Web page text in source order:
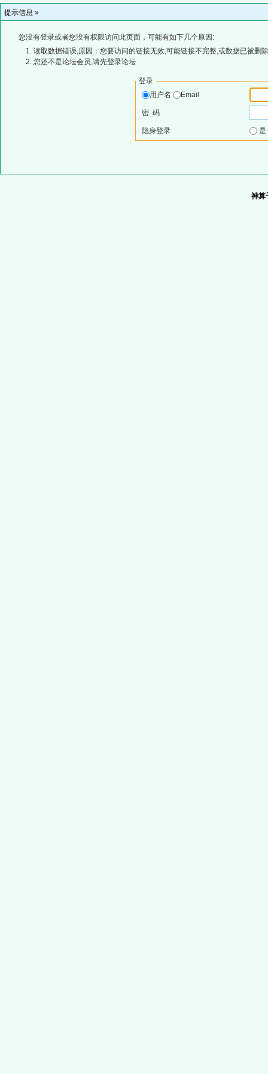
提示信息 »
您没有登录或者您没有权限访问此页面，可能有如下几个原因:
读取数据错误,原因：您要访问的链接无效,可能链接不完整,或数据已被删
您还不是论坛会员,请先登录论坛
登录
用户名
Email
密 码
隐身登录
神算